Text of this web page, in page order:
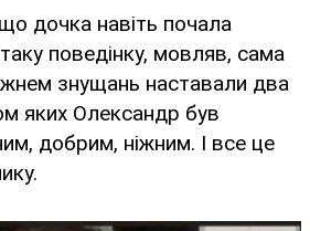
дочка навіть почала
поведінку, мовляв, сама
знущань наставали два
яких Олександр був
добрим, ніжним. І все це